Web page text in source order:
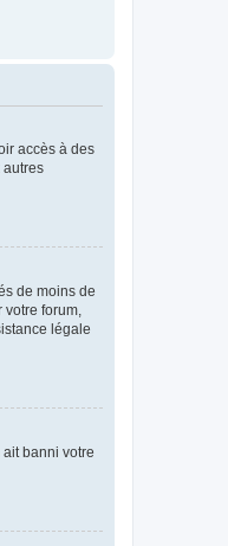
accès à des
autres
de moins de
forum,
légale
banni votre